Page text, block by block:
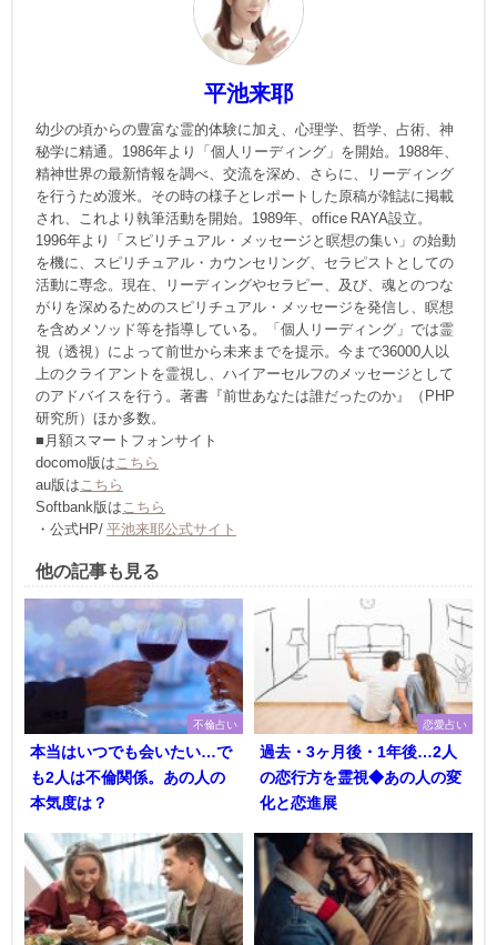
平池来耶
幼少の頃からの豊富な霊的体験に加え、心理学、哲学、占術、神
秘学に精通。1986年より「個人リーディング」を開始。1988年、
精神世界の最新情報を調べ、交流を深め、さらに、リーディング
を行うため渡米。その時の様子とレポートした原稿が雑誌に掲載
され、これより執筆活動を開始。1989年、office RAYA設立。
1996年より「スピリチュアル・メッセージと瞑想の集い」の始動
を機に、スピリチュアル・カウンセリング、セラピストとしての
活動に専念。現在、リーディングやセラピー、及び、魂とのつな
がりを深めるためのスピリチュアル・メッセージを発信し、瞑想
を含めメソッド等を指導している。「個人リーディング」では霊
視（透視）によって前世から未来までを提示。今まで36000人以
上のクライアントを霊視し、ハイアーセルフのメッセージとして
のアドバイスを行う。著書『前世あなたは誰だったのか』（PHP
研究所）ほか多数。
■月額スマートフォンサイト
docomo版は こちら
au版は こちら
Softbank版は こちら
・公式HP/ 平池来耶公式サイト
他の記事も見る
不倫占い
本当はいつでも会いたい…で
も2人は不倫関係。あの人の
本気度は？
恋愛占い
過去・3ヶ月後・1年後…2人
の恋行方を霊視◆あの人の変
化と恋進展